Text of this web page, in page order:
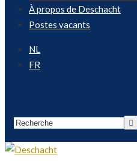
À propos de Deschacht
Postes vacants
NL
FR